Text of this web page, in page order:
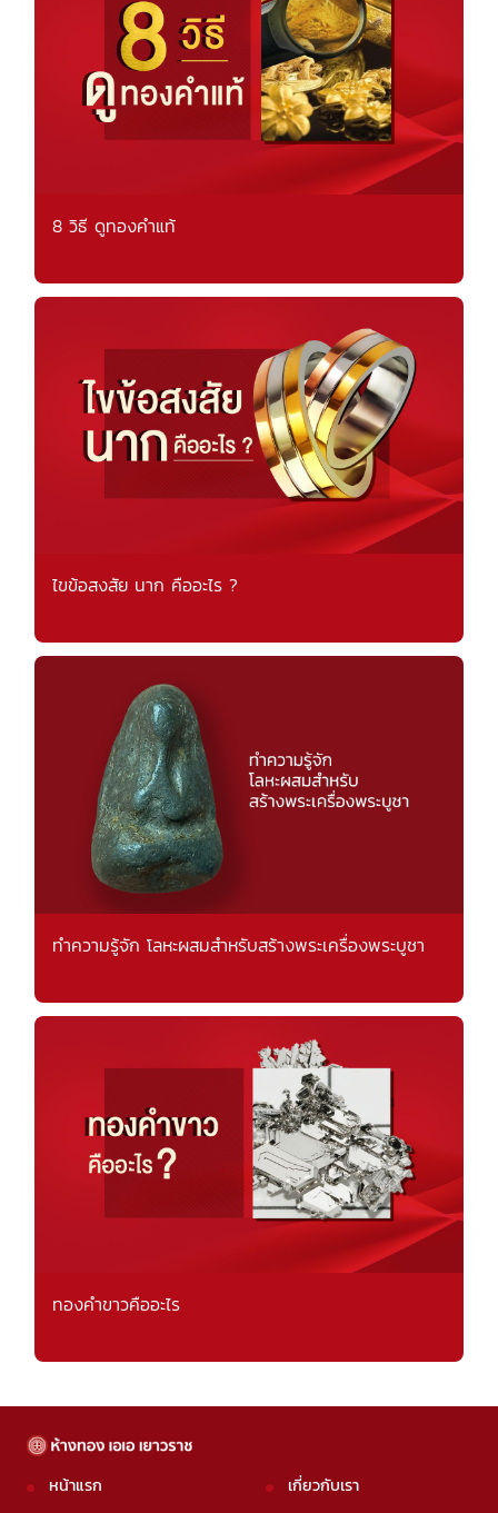
8 วิธี ดูทองคำแท้
ไขข้อสงสัย นาก คืออะไร ?
ทำความรู้จัก โลหะผสมสำหรับสร้างพระเครื่องพระบูชา
ทองคำขาวคืออะไร
หน้าแรก
เกี่ยวกับเรา